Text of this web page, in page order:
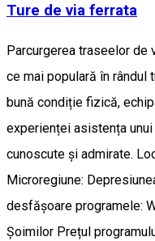
Ture de via ferrata
Parcurgerea traseelor
ce mai populară în rândul
bună condiție fizică,
experienței asistența
cunoscute și admirate.
Microregiune:
desfășoare programele:
Șoimilor Prețul